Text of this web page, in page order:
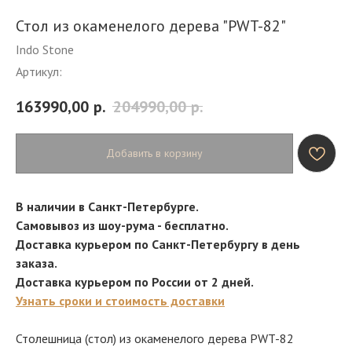
Стол из окаменелого дерева "PWT-82"
Indo Stone
Артикул:
163990,00 р. 204990,00 р.
Добавить в корзину
В наличии в Санкт-Петербурге.
Самовывоз из шоу-рума - бесплатно.
Доставка курьером по Санкт-Петербургу в день
заказа.
Доставка курьером по России от 2 дней.
Узнать сроки и стоимость доставки
Столешница (стол) из окаменелого дерева PWT-82